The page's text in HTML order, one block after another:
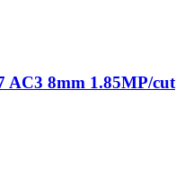
AC3 8mm 1.85MP/cut